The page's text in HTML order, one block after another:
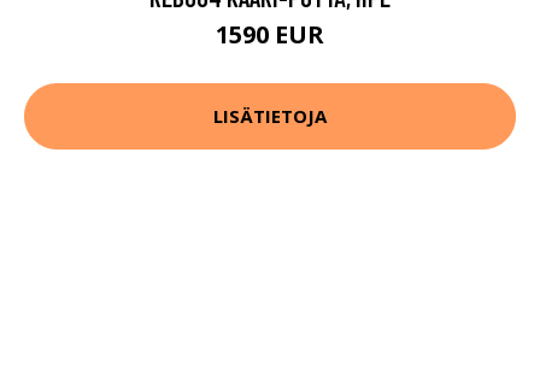
1590 EUR
LISÄTIETOJA